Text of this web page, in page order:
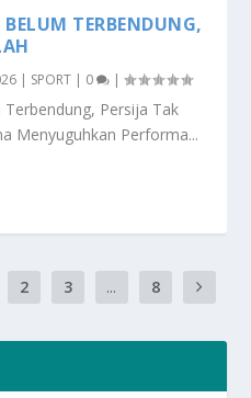
TERBENDUNG,
| SPORT | 0 |
Terbendung, Persija Tak
Menyuguhkan Performa...
2 3 ... 8